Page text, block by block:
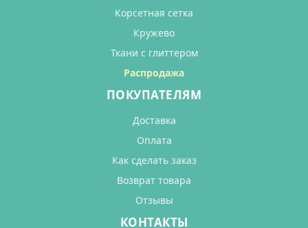
Корсетная сетка
Кружево
Ткани с глиттером
Распродажа
ПОКУПАТЕЛЯМ
Доставка
Оплата
Как сделать заказ
Возврат товара
Отзывы
КОНТАКТЫ